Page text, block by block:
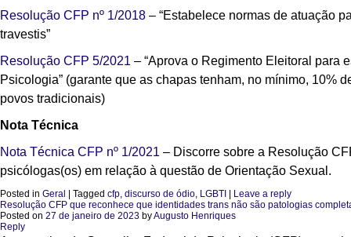
Resolução CFP nº 1/2018 – “Estabelece normas de atuação
travestis”
Resolução CFP 5/2021 – “Aprova o Regimento Eleitoral para
Psicologia” (garante que as chapas tenham, no mínimo, 10%
povos tradicionais)
Nota Técnica
Nota Técnica CFP nº 1/2021 – Discorre sobre a Resolução
psicólogas(os) em relação à questão de Orientação Sexual.
Posted in Geral Tagged cfp, discurso de ódio, LGBTI
Leave a reply
Resolução CFP que reconhece que identidades trans não são patologias
Posted on 27 de janeiro de 2023 byAugusto Henriques
Reply